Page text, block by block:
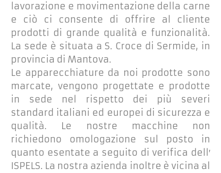
lavorazione e movimentazione della carne
e ciò ci consente di offrire al cliente
prodotti di grande qualità e funzionalità.
La sede è situata a S. Croce di Sermide, in
provincia di Mantova.
Le apparecchiature da noi prodotte sono
marcate, vengono progettate e prodotte
in sede nel rispetto dei più severi
standard italiani ed europei di sicurezza e
qualità. Le nostre macchine non
richiedono omologazione sul posto in
quanto esentate a seguito di verifica dell′
ISPELS. La nostra azienda inoltre è vicina al